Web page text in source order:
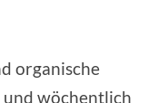
organische
und wöchentlich